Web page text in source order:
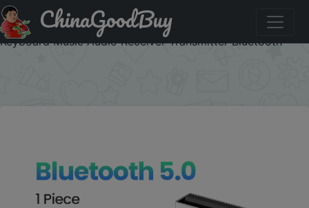
Код на знижку 9VY53SNK2ELS UGREEN USB Bluetooth
5.3 5.0 Dongle Adapter for PC Speaker Wireless Mouse
Keyboard Music Audio Receiver Transmitter Bluetooth
ChinaGoodBuy